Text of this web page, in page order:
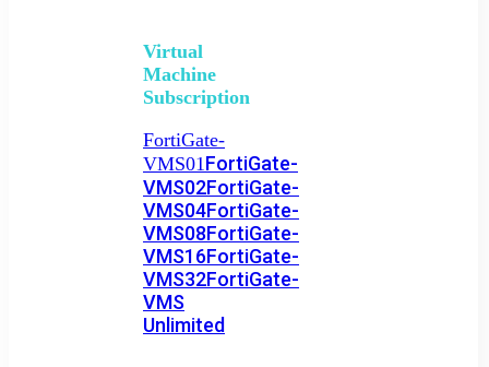
Virtual
Machine
Subscription
FortiGate-
VMS01FortiGate-
VMS02FortiGate-
VMS04FortiGate-
VMS08FortiGate-
VMS16FortiGate-
VMS32FortiGate-
VMS
Unlimited